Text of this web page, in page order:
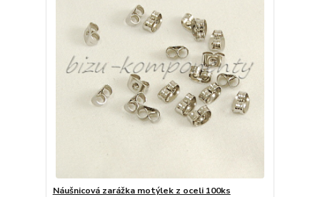
Náušnicová zarážka motýlek z oceli 100ks